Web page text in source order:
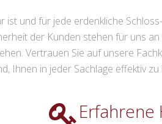
und für jede erdenkliche
der Kunden stehen für uns
Vertrauen Sie auf unsere
Ihnen in jeder Sachlage effektiv zu